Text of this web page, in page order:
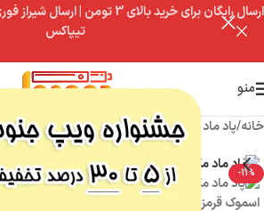
ارسال رایگان برای خرید بالای 3
تیپاکس
منو
خانه/پاد ماد
-11%